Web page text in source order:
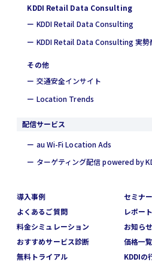
KDDI Retail Data Consulting
ー KDDI Retail Data Consulting
ー KDDI Retail Data Consulting 実勢
その他
ー 交通安全インサイト
ー Location Trends
配信サービス
ー au Wi-Fi Location Ads
ー ターゲティング配信 powered by
導入事例
よくあるご質問
料金シミュレーション
おすすめサービス診断
無料トライアル
セミナ
レポート
お知らせ
価格一覧
KDDIの